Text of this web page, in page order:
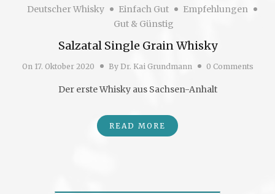
Deutscher Whisky Einfach Gut
Empfehlungen
Gut & Günstig
Salzatal Single Grain Whisky
On 17. Oktober 2020 By Dr. Kai Grundmann 0 Comments
Der erste Whisky aus Sachsen-Anhalt
READ MORE